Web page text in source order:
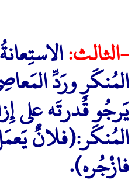
-الثالث:
المُنكَرِ ورَدِّ
يَرجُو قُدرتَه على
المُنكَر:(فلانٌ
فازْجُره).